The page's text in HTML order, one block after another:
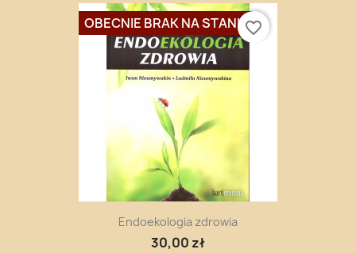
Endoekologia zdrowia
30,00 zł
OBECNIE BRAK NA STANIEfavorite_border